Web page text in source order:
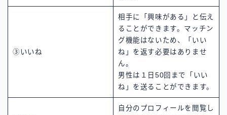
③いいね
相手に「興味がある」と伝え
ることができます。マッチン
グ機能はないため、「いい
ね」を返す必要はありませ
ん。
男性は１日50回まで「いい
ね」を送ることができます。
自分のプロフィールを閲覧し